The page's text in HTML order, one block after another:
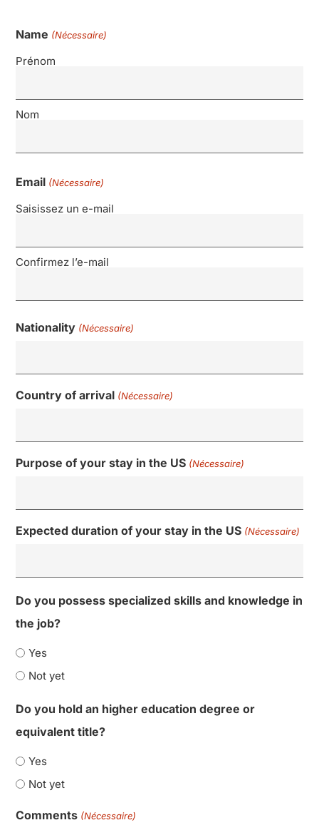
Name (Nécessaire)
Prénom
Nom
Email (Nécessaire)
Saisissez un e-mail
Confirmez l’e-mail
Nationality (Nécessaire)
Country of arrival (Nécessaire)
Purpose of your stay in the US (Nécessaire)
Expected duration of your stay in the US (Nécessaire)
Do you possess specialized skills and knowledge in
the job?
Yes
Not yet
Do you hold an higher education degree or
equivalent title?
Yes
Not yet
Comments (Nécessaire)